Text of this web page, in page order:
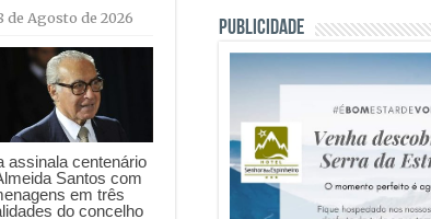
de Agosto de 2026
assinala centenário
Santos com
em três
do concelho
PUBLICIDADE